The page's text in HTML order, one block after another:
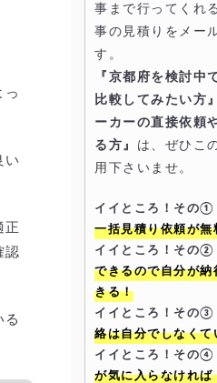
っ
い
正
認
る
事まで行ってくれ
事の見積りをメー
す。
『京都府を検討中
比較してみたい方
ーカーの直接依頼
る方』
は、ぜひこ
用下さいませ。
イイところ！その①
一括見積り依頼が無
イイところ！その②
できるので自分が
きる！
イイところ！その③
絡は自分でしなくて
イイところ！その④
が気に入らなけれ